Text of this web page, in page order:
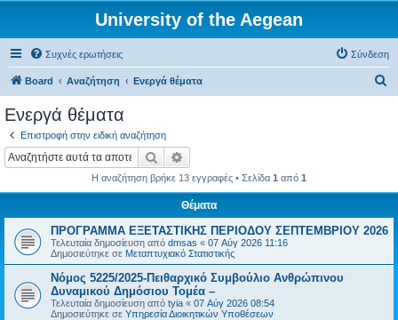
University of the Aegean
Συχνές ερωτήσεις Σύνδεση
Board Αναζήτηση Ενεργά θέματα
Ενεργά θέματα
Επιστροφή στην ειδική αναζήτηση
Αναζήτηση
Η αναζήτηση βρήκε 13 εγγραφές • Σελίδα 1 από 1
Θέματα
ΠΡΟΓΡΑΜΜΑ ΕΞΕΤΑΣΤΙΚΗΣ ΠΕΡΙΟΔΟΥ ΣΕΠΤΕΜΒΡΙΟΥ 2026
Τελευταία δημοσίευση από dmsas « 07 Αύγ 2026 11:16
Δημοσιεύτηκε σε Μεταπτυχιακό Στατιστικής
Νόμος 5225/2025-Πειθαρχικό Συμβούλιο Ανθρώπινου
Δυναμικού Δημόσιου Τομέα –
Τελευταία δημοσίευση από tyia « 07 Αύγ 2026 08:54
Δημοσιεύτηκε σε Υπηρεσία Διοικητικών Υποθέσεων